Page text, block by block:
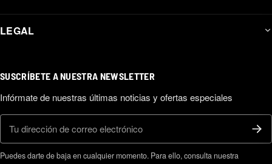
LEGAL
SUSCRÍBETE A NUESTRA NEWSLETTER
Infórmate de nuestras últimas noticias y ofertas especiales
Puedes darte de baja en cualquier momento. Para ello, consulta nuestra